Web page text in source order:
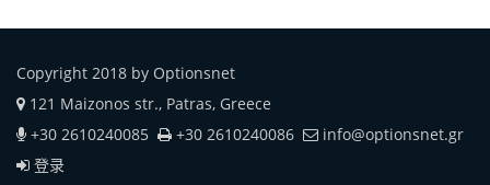
Copyright 2018 by Optionsnet
121 Maizonos str., Patras, Greece
+30 2610240085
+30 2610240086
info@optionsnet.gr
登录